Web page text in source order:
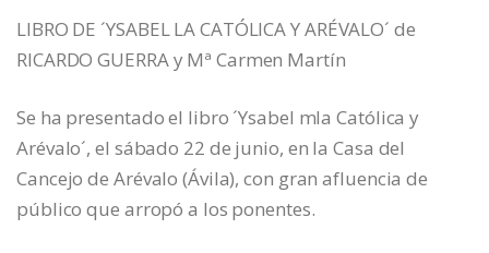
LIBRO DE ´YSABEL LA CATÓLICA Y ARÉVALO´ de
RICARDO GUERRA y Mª Carmen Martín
Se ha presentado el libro ´Ysabel mla Católica y
Arévalo´, el sábado 22 de junio, en la Casa del
Cancejo de Arévalo (Ávila), con gran afluencia de
público que arropó a los ponentes.